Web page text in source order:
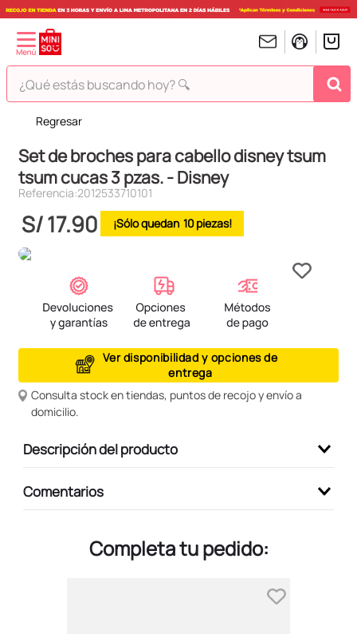
¿Qué estás buscando hoy? 🔍
Regresar
Set de broches para cabello disney tsum
tsum cucas 3 pzas. - Disney
Referencia:2012533710101
S/17.90 10
Ver disponibilidad y opciones de
entrega
Consulta stock en tiendas, puntos de recojo y envío a
domicilio.
Descripción del producto
Comentarios
Completa tu pedido:
TÉRMINOS MÁS BUSCADOS
1.
peluches
2.
hello kitty
4.
chiikawas
5.
tomatodo
harry potter
8.
stitch
peluche
10. kuromi